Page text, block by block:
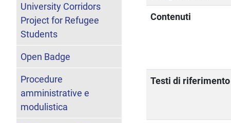
Contenuti
Testi di riferimento
University Corridors
Project for Refugee
Students
Open Badge
Procedure
amministrative e
modulistica